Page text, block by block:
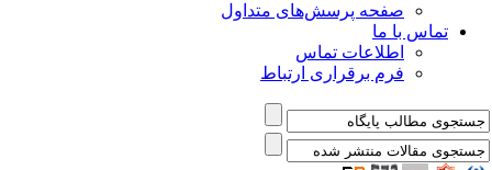
صفحه پرسش‌های متداول
تماس با ما
اطلاعات تماس
فرم برقراری ارتباط